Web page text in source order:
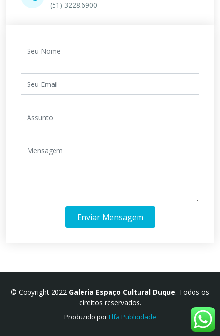
(51) 3228.6900
Enviar Mensagem
© Copyright 2022 Galeria Espaço Cultural Duque. Todos os
direitos reservados.
Produzido porElfa Publicidade